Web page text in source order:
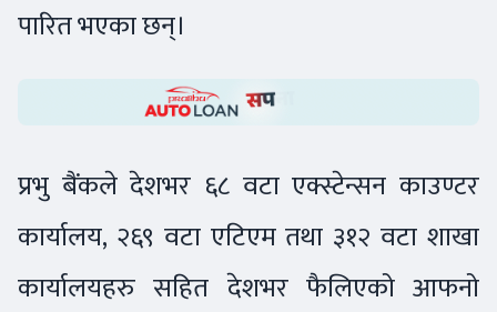
पारित भएका छन्।
प्रभु बैंकले देशभर ६८ वटा एक्स्टेन्सन काउण्टर
कार्यालय, २६९ वटा एटिएम तथा ३१२ वटा शाखा
कार्यालयहरु सहित देशभर फैलिएको आफनो